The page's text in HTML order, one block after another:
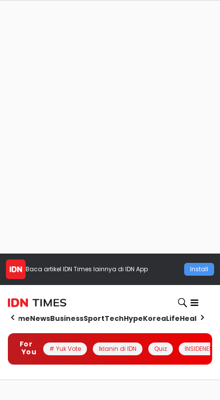
Baca artikel IDN Times lainnya di IDN App Install
HomeNewsBusinessSportTechHypeKoreaLifeHealth
For
You
# Yuk Vote Iklanin di IDN Quiz INSIDENESIA